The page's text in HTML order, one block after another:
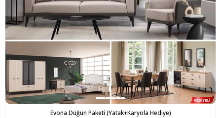
Evona Düğün Paketi (Yatak+Karyola Hediye)